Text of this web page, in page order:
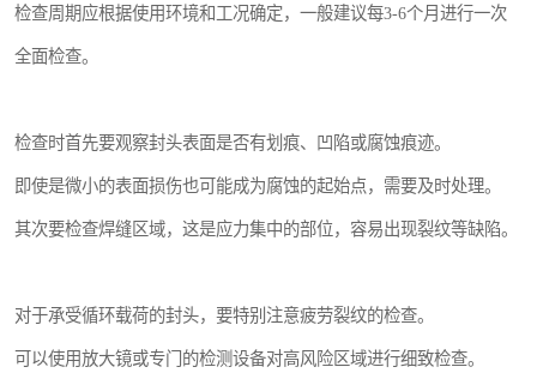
检查周期应根据使用环境和工况确定，一般建议每3-6个月进行一次
全面检查。
检查时首先要观察封头表面是否有划痕、凹陷或腐蚀痕迹。
即使是微小的表面损伤也可能成为腐蚀的起始点，需要及时处理。
其次要检查焊缝区域，这是应力集中的部位，容易出现裂纹等缺陷。
对于承受循环载荷的封头，要特别注意疲劳裂纹的检查。
可以使用放大镜或专门的检测设备对高风险区域进行细致检查。